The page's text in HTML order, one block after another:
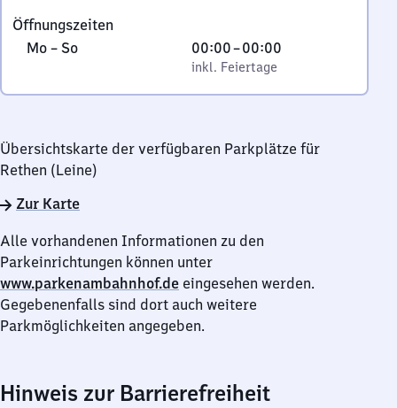
8
8
Laatzen
Öffnungszeiten
Montag
Sonntag
Mo – So,
00:00–00:00
Von
0
Uhr
Uhr
inkl. Feiertage
Übersichtskarte der verfügbaren Parkplätze für
Rethen (Leine)
Zur Karte
Alle vorhandenen Informationen zu den
Parkeinrichtungen können unter
www.parkenambahnhof.de eingesehen werden.
Gegebenenfalls sind dort auch weitere
Parkmöglichkeiten angegeben.
Hinweis zur Barrierefreiheit